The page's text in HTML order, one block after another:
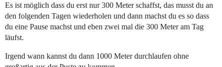
Es ist möglich dass du erst nur 300 Meter schaffst, das musst du an
den folgenden Tagen wiederholen und dann machst du es so dass
du eine Pause machst und eben zwei mal die 300 Meter am Tag
läufst.
Irgend wann kannst du dann 1000 Meter durchlaufen ohne